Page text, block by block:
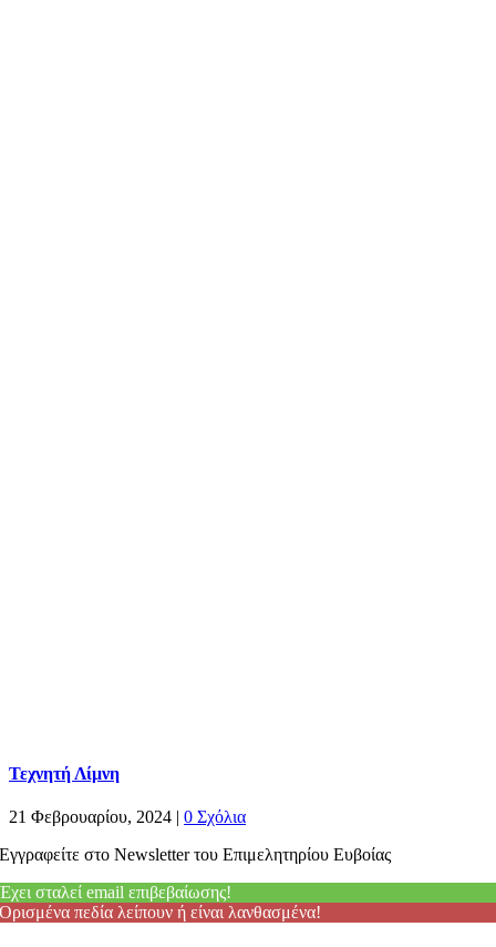
Τεχνητή Λίμνη
21 Φεβρουαρίου, 2024 | 0 Σχόλια
Εγγραφείτε στο Newsletter του Επιμελητηρίου Ευβοίας
Έχει σταλεί email επιβεβαίωσης!
Ορισμένα πεδία λείπουν ή είναι λανθασμένα!